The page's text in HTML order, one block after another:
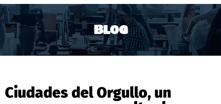
Blog
Ciudades del Orgullo, un